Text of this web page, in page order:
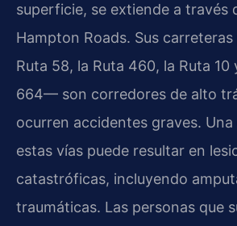
superficie, se extiende a través
Hampton Roads. Sus
Ruta 58, la Ruta 460, la Ruta 10
664— son corredores de alto
ocurren accidentes graves. Una
estas vías puede resultar en
catastróficas, incluyendo
traumáticas. Las personas que